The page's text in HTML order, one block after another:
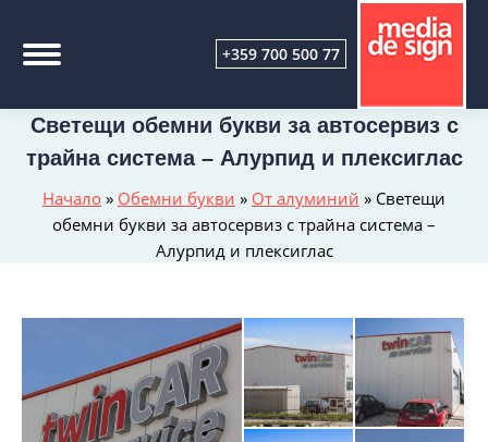
+359 700 500 77
Начало » Обемни букви » От алуминий » Светещи
обемни букви за автосервиз с трайна система –
Алурпид и плексиглас
Светещи обемни букви за автосервиз с
трайна система – Алурпид и плексиглас